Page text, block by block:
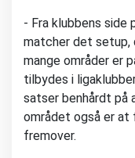
- Fra klubbens side
matcher det setup,
mange områder er
tilbydes i
satser benhårdt på
området også er at
fremover.